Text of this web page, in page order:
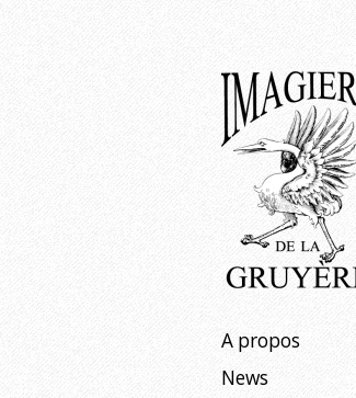
Aller
au
A propos
News